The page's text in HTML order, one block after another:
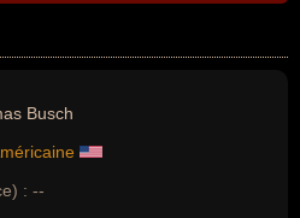
Busch
: --